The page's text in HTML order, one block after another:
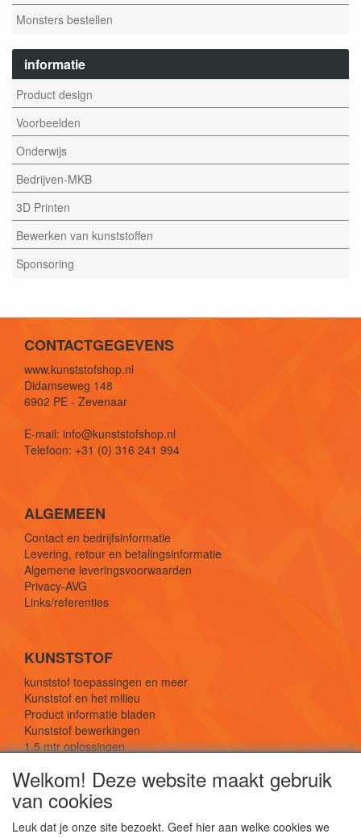
Monsters bestellen
informatie
Product design
Voorbeelden
Onderwijs
Bedrijven-MKB
3D Printen
Bewerken van kunststoffen
Sponsoring
CONTACTGEGEVENS
www.kunststofshop.nl
Didamseweg 148
6902 PE - Zevenaar
E-mail: info@kunststofshop.nl
Telefoon: +31 (0) 316 241 994
ALGEMEEN
Contact en bedrijfsinformatie
Levering, retour en betalingsinformatie
Algemene leveringsvoorwaarden
Privacy-AVG
Links/referenties
KUNSTSTOF
kunststof toepassingen en meer
Kunststof en het milieu
Product informatie bladen
Kunststof bewerkingen
1,5 mtr oplossingen
SOCIALE MEDIA
Welkom! Deze website maakt gebruik
van cookies
Leuk dat je onze site bezoekt. Geef hier aan welke cookies we